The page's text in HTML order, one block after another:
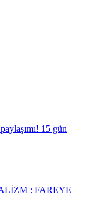
15 gün
: FAREYE